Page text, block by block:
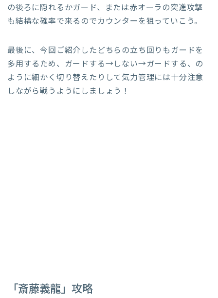
の後ろに隠れるかガード、または赤オーラの突進攻撃
も結構な確率で来るのでカウンターを狙っていこう。
最後に、今回ご紹介したどちらの立ち回りもガードを
多用するため、ガードする→しない→ガードする、の
ように細かく切り替えたりして気力管理には十分注意
しながら戦うようにしましょう！
「斎藤義龍」攻略